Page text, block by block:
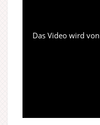
Das Video wird